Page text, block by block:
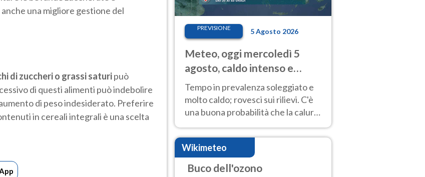
una migliore gestione del
di zuccheri o grassi saturipuò
di questi alimenti può indebolire
di peso indesiderato. Preferire
in cereali integrali è una scelta
PREVISIONE 5 Agosto 2026
Meteo, oggi mercoledì 5
agosto, caldo intenso e
temporali
Tempo in prevalenza soleggiato e
molto caldo; rovesci sui rilievi. C'è
una buona probabilità che la calura
possa protrarsi fino almeno a
Ferragosto
Wikimeteo
Buco dell'ozono